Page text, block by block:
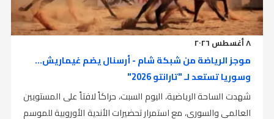
٨ أغسطس ٢٠٢٦
موجز الرياضة من شبكة شام - أرسنال يضم غيماريش...
وسوريا تستعد لـ "تارانتو 2026"
شهدت الساحة الرياضية، اليوم السبت، حراكاً لافتاً على المستويين
العالمي والسوري، مع استمرار تحضيرات الأندية الأوروبية للموسم